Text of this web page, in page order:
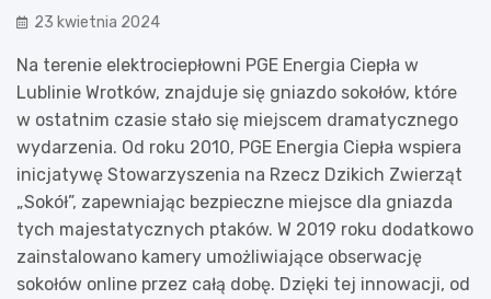
23 kwietnia 2024
Na terenie elektrociepłowni PGE Energia Ciepła w
Lublinie Wrotków, znajduje się gniazdo sokołów, które
w ostatnim czasie stało się miejscem dramatycznego
wydarzenia. Od roku 2010, PGE Energia Ciepła wspiera
inicjatywę Stowarzyszenia na Rzecz Dzikich Zwierząt
„Sokół”, zapewniając bezpieczne miejsce dla gniazda
tych majestatycznych ptaków. W 2019 roku dodatkowo
zainstalowano kamery umożliwiające obserwację
sokołów online przez całą dobę. Dzięki tej innowacji, od